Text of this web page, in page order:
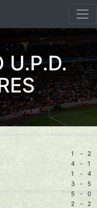
U.P.D.
1 -
2
4 -
1
1 -
4
3 -
5
5 -
0
2 -
2